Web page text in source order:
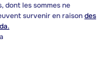
dont les sommes ne
survenir en raisondes